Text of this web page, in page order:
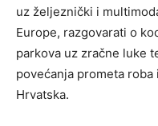
uz željeznički i
Europe, razgovarati o
parkova uz zračne luke
povećanja prometa
Hrvatska.